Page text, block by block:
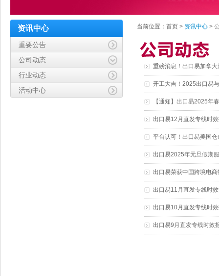
资讯中心
重要公告
公司动态
行业动态
活动中心
当前位置： 首页 > 资讯中心 >
重磅消息！出口易加拿
开工大吉！2025出口易
【通知】出口易2025年
出口易12月直发专线时
平台认可！出口易美国
出口易2025年元旦假期
出口易荣获中国跨境电商
出口易11月直发专线时
出口易10月直发专线时
出口易9月直发专线时效